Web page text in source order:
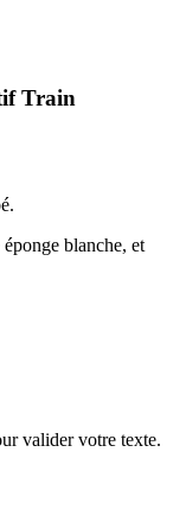
Train
blanche, et
valider votre texte.